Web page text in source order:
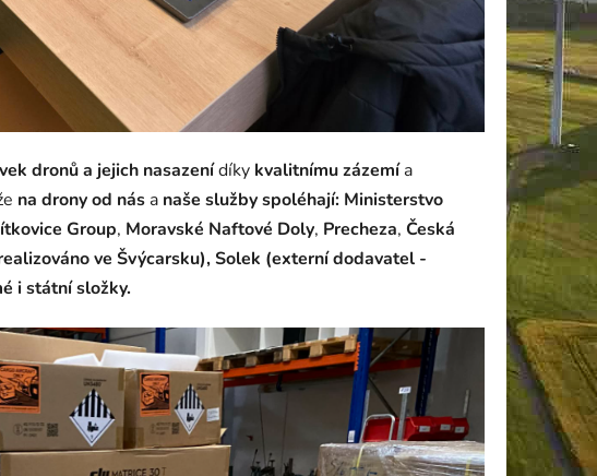
dronů a jejich nasazenídíky kvalitnímu zázemía
na drony od nás a naše služby spoléhají: Ministerstvo
Group, Moravské Naftové Doly, Precheza, Česká
ve Švýcarsku), Solek (externí dodavatel -
i státní složky.